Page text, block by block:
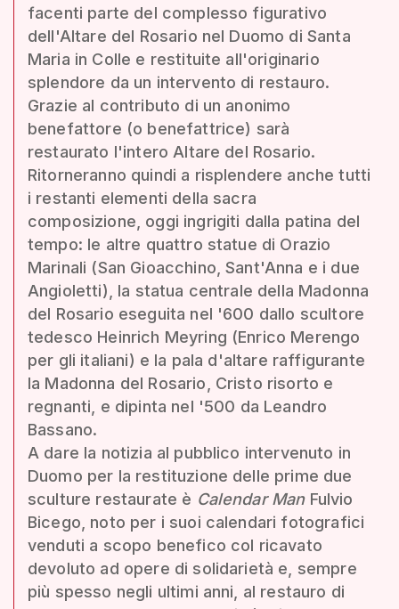
facenti parte del complesso figurativo
dell'Altare del Rosario nel Duomo di Santa
Maria in Colle e restituite all'originario
splendore da un intervento di restauro.
Grazie al contributo di un anonimo
benefattore (o benefattrice) sarà
restaurato l'intero Altare del Rosario.
Ritorneranno quindi a risplendere anche tutti
i restanti elementi della sacra
composizione, oggi ingrigiti dalla patina del
tempo: le altre quattro statue di Orazio
Marinali (San Gioacchino, Sant'Anna e i due
Angioletti), la statua centrale della Madonna
del Rosario eseguita nel '600 dallo scultore
tedesco Heinrich Meyring (Enrico Merengo
per gli italiani) e la pala d'altare raffigurante
la Madonna del Rosario, Cristo risorto e
regnanti, e dipinta nel '500 da Leandro
Bassano.
A dare la notizia al pubblico intervenuto in
Duomo per la restituzione delle prime due
sculture restaurate è Calendar ManFulvio
Bicego, noto per i suoi calendari fotografici
venduti a scopo benefico col ricavato
devoluto ad opere di solidarietà e, sempre
più spesso negli ultimi anni, al restauro di